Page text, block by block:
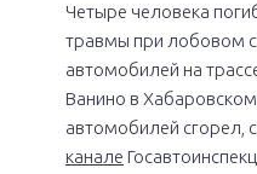
Четыре человека
травмы при лобовом
автомобилей на
Ванино в
автомобилей сгорел,
канале